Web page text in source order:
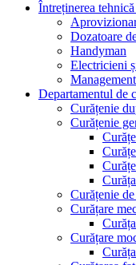
Întreținerea
Dozatoare
Handyman
Electricieni
Departamentul de
Curățenie
Curățenie
Curățenie
Curățare
Curățare